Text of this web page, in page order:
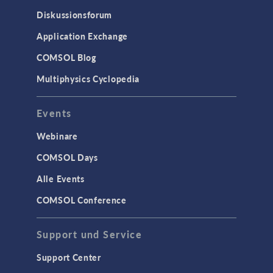
Particle Tracing in Strömungen
Strömung in porösen Medien
Wärmetransport
STRUKTURMECHANIK &
AKUSTIK
Akustik & Schwingungen
Materialmodelle
MEMS & Piezoelektrische Elemente
WISSENSCHAFT AKTUELL
TAGS
Diskussionsforum
Application Exchange
COMSOL Blog
Multiphysics Cyclopedia
Events
Webinare
COMSOL Days
Alle Events
COMSOL Conference
Support und Service
Support Center